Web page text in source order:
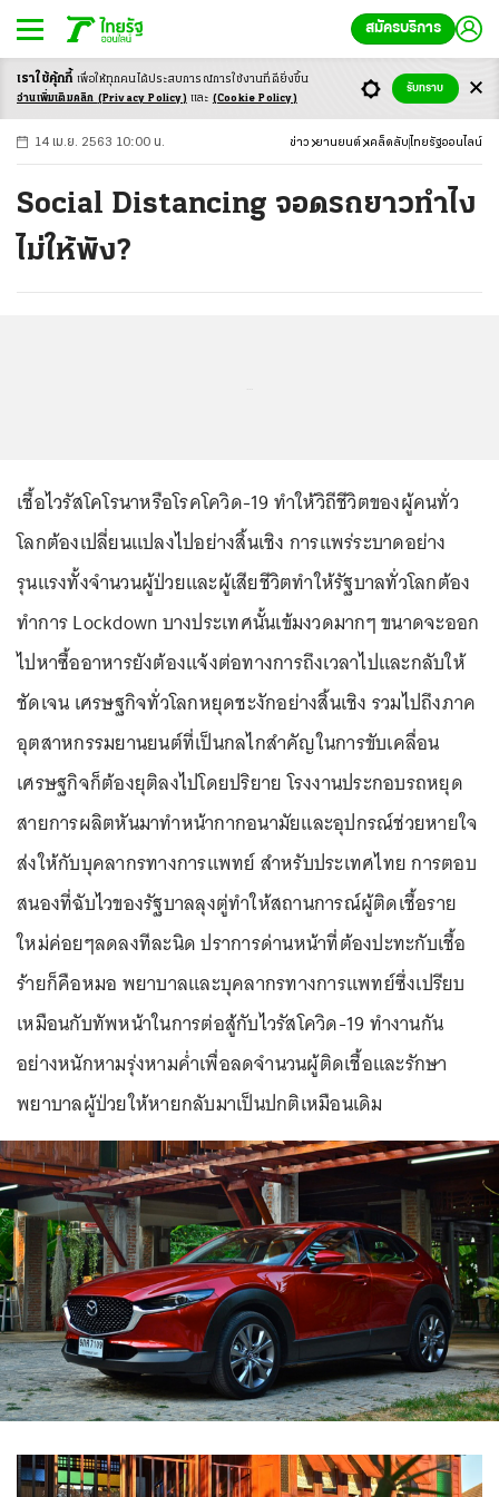
สมัครบริการ
-ก ก ก+
14 เม.ย. 2563 10:00 น. ข่าว ยานยนต์ เคล็ดลับ ไทยรัฐออนไลน์
Social Distancing จอดรถยาวทำไง
ไม่ให้พัง?
เชื้อไวรัสโคโรนาหรือโรคโควิด-19 ทำให้วิถีชีวิตของผู้คนทั่ว
โลกต้องเปลี่ยนแปลงไปอย่างสิ้นเชิง การแพร่ระบาดอย่าง
รุนแรงทั้งจำนวนผู้ป่วยและผู้เสียชีวิตทำให้รัฐบาลทั่วโลกต้อง
ทำการ Lockdown บางประเทศนั้นเข้มงวดมากๆ ขนาดจะออก
ไปหาซื้ออาหารยังต้องแจ้งต่อทางการถึงเวลาไปและกลับให้
ชัดเจน เศรษฐกิจทั่วโลกหยุดชะงักอย่างสิ้นเชิง รวมไปถึงภาค
อุตสาหกรรมยานยนต์ที่เป็นกลไกสำคัญในการขับเคลื่อน
เศรษฐกิจก็ต้องยุติลงไปโดยปริยาย โรงงานประกอบรถหยุด
สายการผลิตหันมาทำหน้ากากอนามัยและอุปกรณ์ช่วยหายใจ
ส่งให้กับบุคลากรทางการแพทย์ สำหรับประเทศไทย การตอบ
สนองที่ฉับไวของรัฐบาลลุงตู่ทำให้สถานการณ์ผู้ติดเชื้อราย
ใหม่ค่อยๆลดลงทีละนิด ปราการด่านหน้าที่ต้องปะทะกับเชื้อ
ร้ายก็คือหมอ พยาบาลและบุคลากรทางการแพทย์ซึ่งเปรียบ
เหมือนกับทัพหน้าในการต่อสู้กับไวรัสโควิด-19 ทำงานกัน
อย่างหนักหามรุ่งหามค่ำเพื่อลดจำนวนผู้ติดเชื้อและรักษา
พยาบาลผู้ป่วยให้หายกลับมาเป็นปกติเหมือนเดิม
เราใช้คุ้กกี้ เพื่อให้ทุกคนได้ประสบการณ์การใช้งานที่ดียิ่งขึ้น
อ่านเพิ่มเติมคลิก (Privacy Policy) และ (Cookie Policy)
รับทราบ